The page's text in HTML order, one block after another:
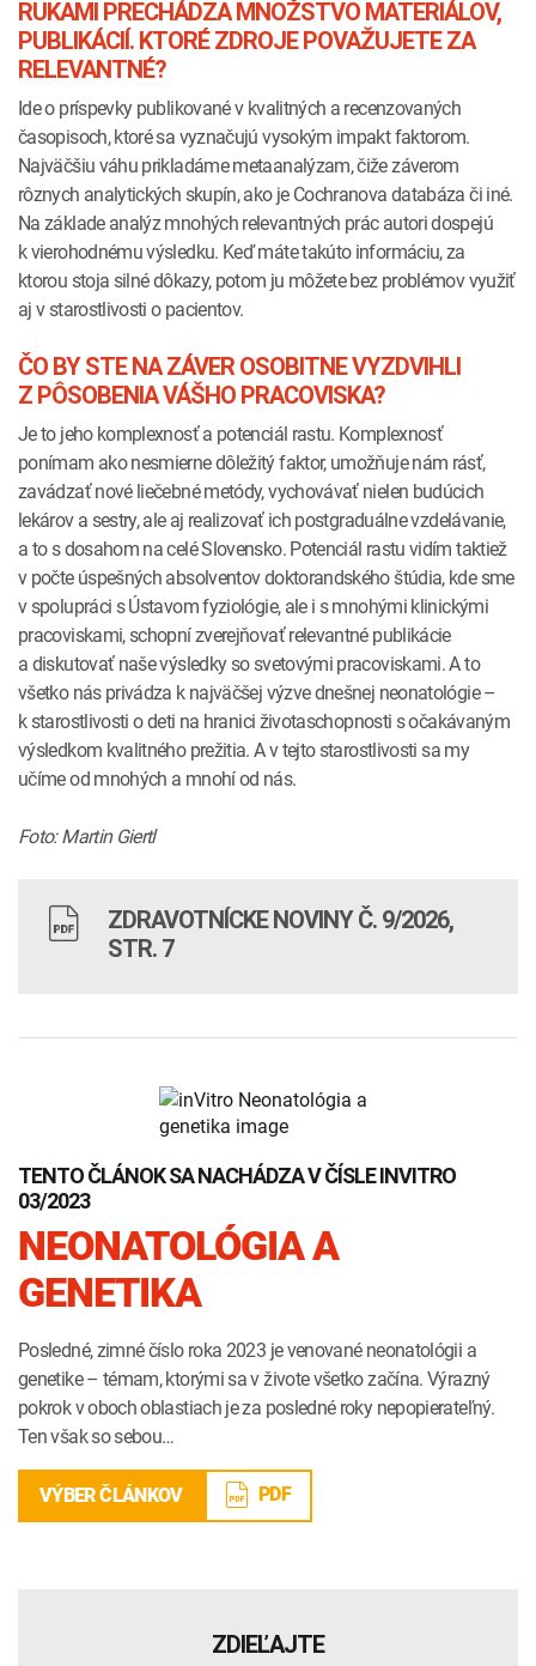
RUKAMI PRECHÁDZA MNOŽSTVO MATERIÁLOV,
PUBLIKÁCIÍ. KTORÉ ZDROJE POVAŽUJETE ZA
RELEVANTNÉ?
Ide o príspevky publikované v kvalitných a recenzovaných
časopisoch, ktoré sa vyznačujú vysokým impakt faktorom.
Najväčšiu váhu prikladáme metaanalýzam, čiže záverom
rôznych analytických skupín, ako je Cochranova databáza či iné.
Na základe analýz mnohých relevantných prác autori dospejú
k vierohodnému výsledku. Keď máte takúto informáciu, za
ktorou stoja silné dôkazy, potom ju môžete bez problémov využiť
aj v starostlivosti o pacientov.
ČO BY STE NA ZÁVER OSOBITNE VYZDVIHLI
Z PÔSOBENIA VÁŠHO PRACOVISKA?
Je to jeho komplexnosť a potenciál rastu. Komplexnosť
ponímam ako nesmierne dôležitý faktor, umožňuje nám rásť,
zavádzať nové liečebné metódy, vychovávať nielen budúcich
lekárov a sestry, ale aj realizovať ich postgraduálne vzdelávanie,
a to s dosahom na celé Slovensko. Potenciál rastu vidím taktiež
v počte úspešných absolventov doktorandského štúdia, kde sme
v spolupráci s Ústavom fyziológie, ale i s mnohými klinickými
pracoviskami, schopní zverejňovať relevantné publikácie
a diskutovať naše výsledky so svetovými pracoviskami. A to
všetko nás privádza k najväčšej výzve dnešnej neonatológie –
k starostlivosti o deti na hranici životaschopnosti s očakávaným
výsledkom kvalitného prežitia. A v tejto starostlivosti sa my
učíme od mnohých a mnohí od nás.
Foto: Martin Giertl
ZDRAVOTNÍCKE NOVINY Č. 9/2026,
STR. 7
TENTO ČLÁNOK SA NACHÁDZA V ČÍSLE INVITRO
03/2023
NEONATOLÓGIA A
GENETIKA
Posledné, zimné číslo roka 2023 je venované neonatológii a
genetike – témam, ktorými sa v živote všetko začína. Výrazný
pokrok v oboch oblastiach je za posledné roky nepopierateľný.
Ten však so sebou…
VÝBER ČLÁNKOV PDF
ZDIEĽAJTE